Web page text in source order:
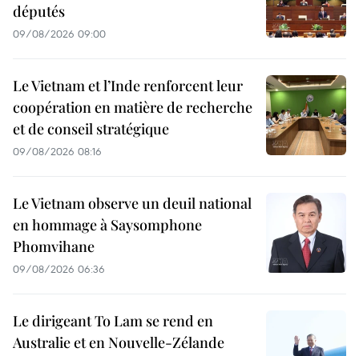
députés
09/08/2026 09:00
Le Vietnam et l’Inde renforcent leur
coopération en matière de recherche
et de conseil stratégique
09/08/2026 08:16
Le Vietnam observe un deuil national
en hommage à Saysomphone
Phomvihane
09/08/2026 06:36
Le dirigeant To Lam se rend en
Australie et en Nouvelle-Zélande